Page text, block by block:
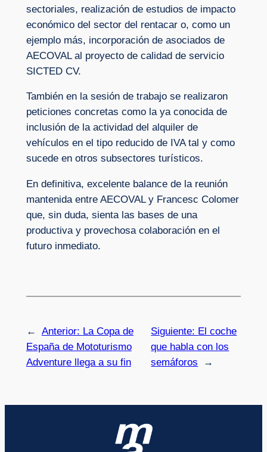
sectoriales, realización de estudios de impacto
económico del sector del rentacar o, como un
ejemplo más, incorporación de asociados de
AECOVAL al proyecto de calidad de servicio
SICTED CV.
También en la sesión de trabajo se realizaron
peticiones concretas como la ya conocida de
inclusión de la actividad del alquiler de
vehículos en el tipo reducido de IVA tal y como
sucede en otros subsectores turísticos.
En definitiva, excelente balance de la reunión
mantenida entre AECOVAL y Francesc Colomer
que, sin duda, sienta las bases de una
productiva y provechosa colaboración en el
futuro inmediato.
← Anterior: La Copa de
España de Mototurismo
Adventure llega a su fin
Siguiente: El coche
que habla con los
semáforos
→